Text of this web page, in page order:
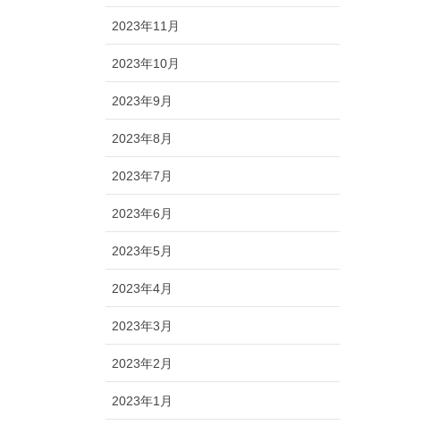
2023年11月
2023年10月
2023年9月
2023年8月
2023年7月
2023年6月
2023年5月
2023年4月
2023年3月
2023年2月
2023年1月